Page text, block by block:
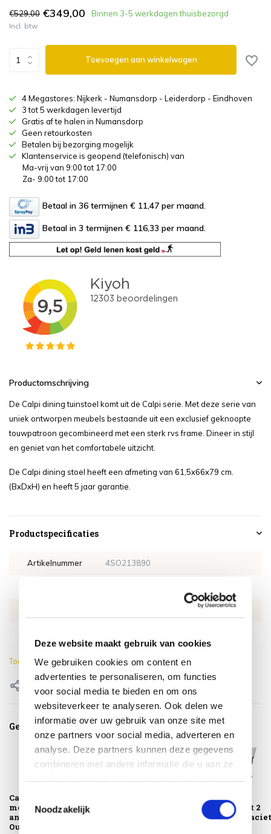
Deze website maakt gebruik van cookies
We gebruiken cookies om content en
advertenties te personaliseren, om functies
voor social media te bieden en om ons
websiteverkeer te analyseren. Ook delen we
informatie over uw gebruik van onze site met
onze partners voor social media, adverteren en
analyse. Deze partners kunnen deze gegevens
combineren met andere informatie die u aan ze
Noodzakelijk
€529,00 €349,00 Binnen 3-5 werkdagen thuisbezorgd
Incl. btw
Toevoegen aan winkelwagen
4 Megastores: Nijkerk - Numansdorp - Leiderdorp - Eindhoven
3 tot 5 werkdagen levertijd
Gratis af te halen in Numansdorp
Geen retourkosten
Betalen bij bezorging mogelijk
Klantenservice is geopend (telefonisch) van
Ma-vrij van 9:00 tot 17:00
Za- 9:00 tot 17:00
Betaal in 36 termijnen € 11,47 per maand.
Betaal in 3 termijnen € 116,33 per maand.
Productomschrijving
De Calpi dining tuinstoel komt uit de Calpi serie. Met deze serie van
uniek ontworpen meubels bestaande uit een exclusief geknoopte
touwpatroon gecombineerd met een sterk rvs frame. Dineer in stijl
en geniet van het comfortabele uitzicht.
De Calpi dining stoel heeft een afmeting van 61,5x66x79 cm.
(BxDxH) en heeft 5 jaar garantie.
Productspecificaties
Artikelnummer 4SO213890
Toon meer
Gerelateerde producten
Calpi voetenbank
met kussen
antraciet 4 Seasons
Ou...
Calpi lounge
tuinstoel met 2
kussens antraciet